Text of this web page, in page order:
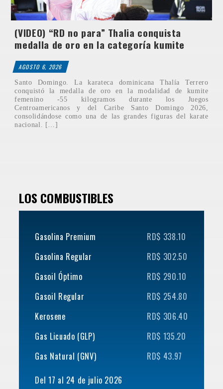
(VIDEO) “RD no para” Thalia conquista
medalla de oro en la categoría kumite
AGOSTO 6, 2026
Santo Domingo. La karateca dominicana Thalía Terrero
conquistó la medalla de oro en la modalidad de kumite
femenino -55 kilogramos durante los Juegos
Centroamericanos y del Caribe Santo Domingo 2026,
consolidándose como una de las grandes figuras del karate
nacional. […]
LOS COMBUSTIBLES
Gasolina Premium
Gasolina Regular
Gasoil Óptimo
Gasoil Regular
Kerosene
Gas Licuado (GLP)
Gas Natural (GNV)
RD$ 338.10
RD$ 302.50
RD$ 290.10
RD$ 254.80
RD$ 306.40
RD$ 135.20
RD$ 43.97
Del 17 al 24 de julio 2026